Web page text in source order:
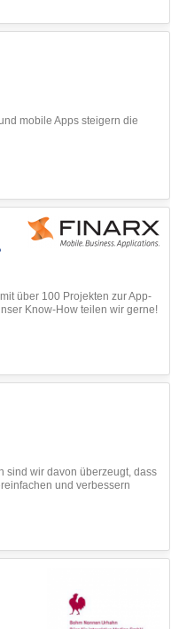
mobile Apps steigern die
über 100 Projekten zur App-
Know-How teilen wir gerne!
sind wir davon überzeugt, dass
und verbessern